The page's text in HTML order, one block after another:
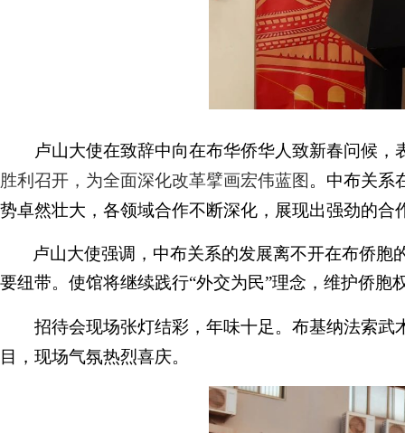
卢山大使在致辞中向在布华侨华人致新春问候，
胜利召开，为全面深化改革擘画宏伟蓝图。中布关系
势卓然壮大，各领域合作不断深化，展现出强劲的合
卢山大使强调，中布关系的发展离不开在布侨
要纽带。使馆将继续践行“外交为民”理念，维护侨
招待会现场张灯结彩，年味十足。布基纳法索
目，现场气氛热烈喜庆。